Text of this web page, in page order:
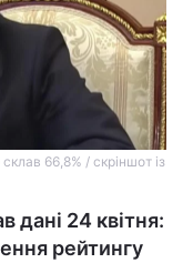
66,8% / скріншот із
дані 24 квітня:
рейтингу